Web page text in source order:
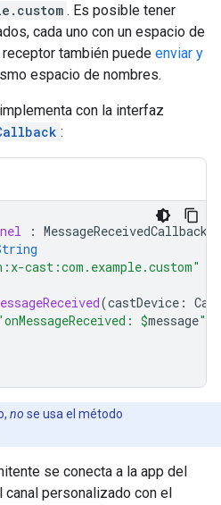
. Es posible tener
cada uno con un espacio de
también puede enviar y
espacio de nombres.
con la interfaz
:
: MessageReceivedCallback
cast:com.example.custom"
(castDevice :
$message"
no se usa el método
se conecta a la app del
canal personalizado con el